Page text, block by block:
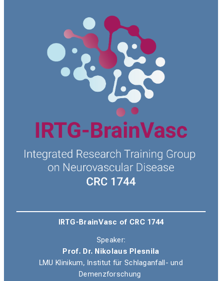
IRTG-BrainVasc of CRC 1744
Speaker:
Prof. Dr. Nikolaus Plesnila
LMU Klinikum, Institut für Schlaganfall- und
Demenzforschung